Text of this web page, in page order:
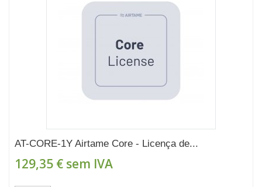
AT-CORE-1Y Airtame Core - Licença de...
129,35 € sem IVA